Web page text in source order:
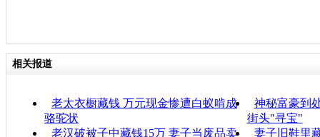
相关报道
老太衣橱藏钱 万元现金惨遭白蚁啃成
骆驼状
神秘富豪到
街头"寻宝"
老汉破被子中藏钱15万 妻子当废品卖
妻子旧鞋里